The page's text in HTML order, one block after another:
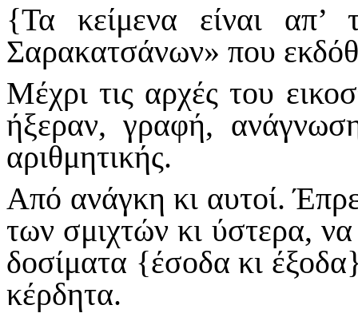
{Τα κείμενα είναι
Σαρακατσάνων» που
Μέχρι τις αρχές του
ήξεραν, γραφή,
αριθμητικής.
Από ανάγκη κι αυτοί.
των σμιχτών κι ύστερα,
δοσίματα {έσοδα κι
κέρ­δητα.